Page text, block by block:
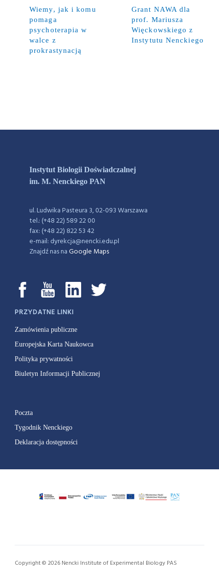
Wiemy, jak i komu
pomaga
psychoterapia w
walce z
prokrastynacją
Grant NAWA dla
prof. Mariusza
Więckowskiego z
Instytutu Nenckiego
Instytut Biologii Doświadczalnej
im. M. Nenckiego PAN
ul. Ludwika Pasteura 3, 02-093 Warszawa
tel.: (+48 22) 589 22 00
fax: (+48 22) 822 53 42
e-mail: dyrekcja@nencki.edu.pl
Znajdź nas naGoogle Maps
PRZYDATNE LINKI
Zamówienia publiczne
Europejska Karta Naukowca
Polityka prywatności
Biuletyn Informacji Publicznej
Poczta
Tygodnik Nenckiego
Deklaracja dostępności
Copyright © 2026 Nencki Institute of Experimental Biology PAS